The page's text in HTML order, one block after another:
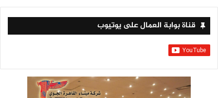
قناة بوابة العمال على يوتيوب